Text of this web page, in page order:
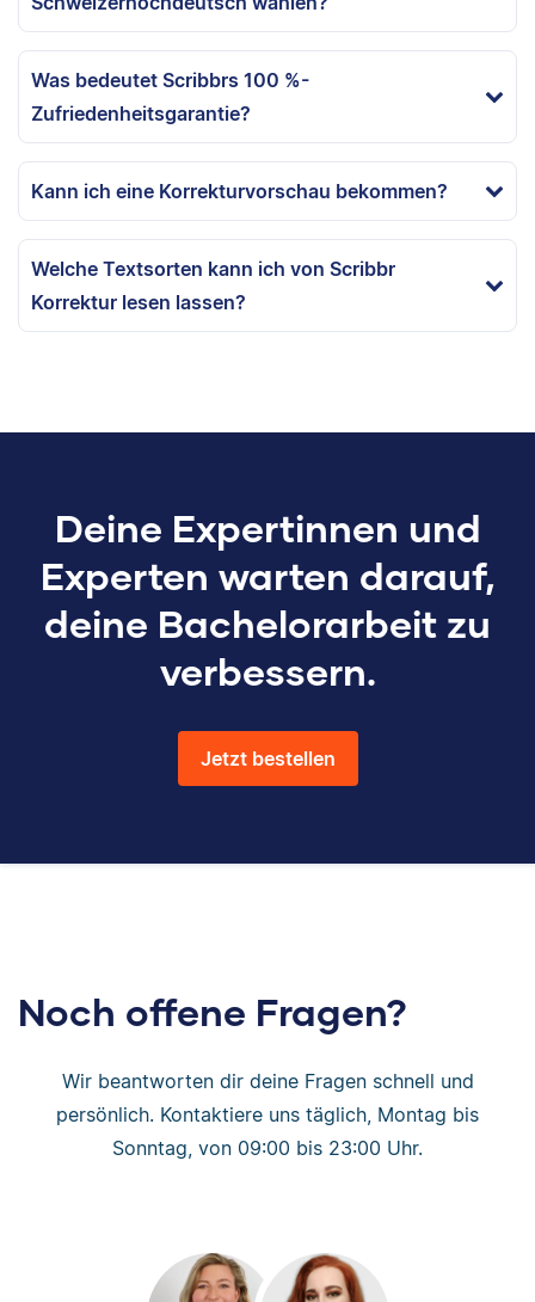
Was bedeutet Scribbrs 100 %-
Zufriedenheitsgarantie?
Kann ich eine Korrekturvorschau bekommen?
Welche Textsorten kann ich von Scribbr
Korrektur lesen lassen?
Deine Expertinnen und
Experten warten darauf,
deine Bachelorarbeit zu
verbessern.
Jetzt bestellen
Noch offene Fragen?
Wir beantworten dir deine Fragen schnell und
persönlich. Kontaktiere uns täglich, Montag bis
Sonntag, von 09:00 bis 23:00 Uhr.